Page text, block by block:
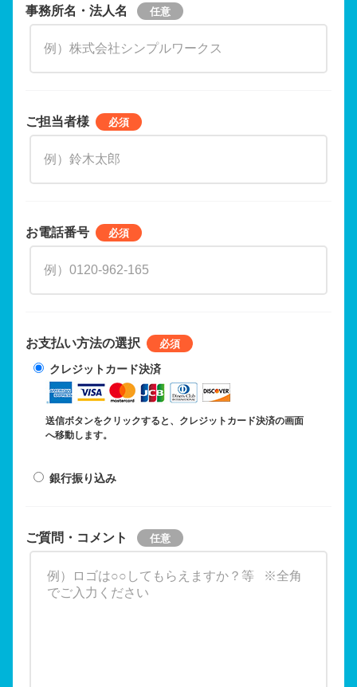
事務所名・法人名
ご担当者様
お電話番号
お支払い方法の選択
クレジットカード決済
送信ボタンをクリックすると、クレジットカード決済の画面
へ移動します。
銀行振り込み
ご質問・コメント